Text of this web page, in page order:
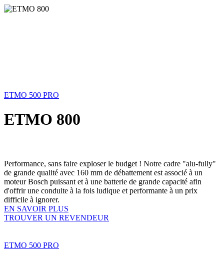
ETMO 500 PRO
ETMO 800
Performance, sans faire exploser le budget ! Notre cadre "alu-fully"
de grande qualité avec 160 mm de débattement est associé à un
moteur Bosch puissant et à une batterie de grande capacité afin
d'offrir une conduite à la fois ludique et performante à un prix
difficile à ignorer.
EN SAVOIR PLUS
TROUVER UN REVENDEUR
ETMO 500 PRO